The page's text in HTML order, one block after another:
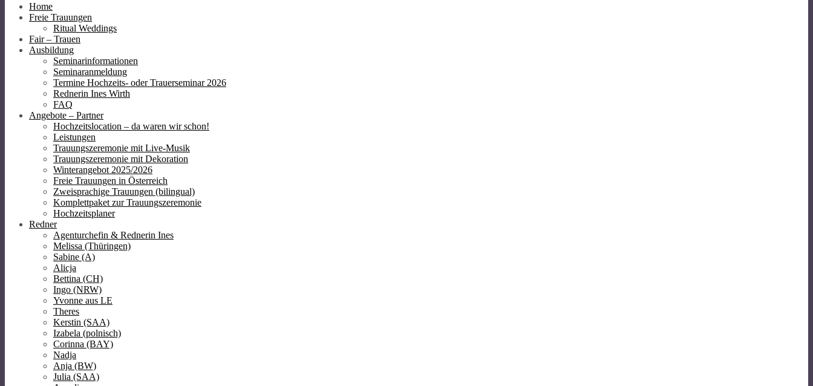
Home
Freie Trauungen
Ritual Weddings
Fair – Trauen
Ausbildung
Seminarinformationen
Seminaranmeldung
Termine Hochzeits- oder Trauerseminar 2026
Rednerin Ines Wirth
FAQ
Angebote – Partner
Hochzeitslocation – da waren wir schon!
Leistungen
Trauungszeremonie mit Live-Musik
Trauungszeremonie mit Dekoration
Winterangebot 2025/2026
Freie Trauungen in Österreich
Zweisprachige Trauungen (bilingual)
Komplettpaket zur Trauungszeremonie
Hochzeitsplaner
Redner
Agenturchefin & Rednerin Ines
Melissa (Thüringen)
Sabine (A)
Alicja
Bettina (CH)
Ingo (NRW)
Yvonne aus LE
Theres
Kerstin (SAA)
Izabela (polnisch)
Corinna (BAY)
Nadja
Anja (BW)
Julia (SAA)